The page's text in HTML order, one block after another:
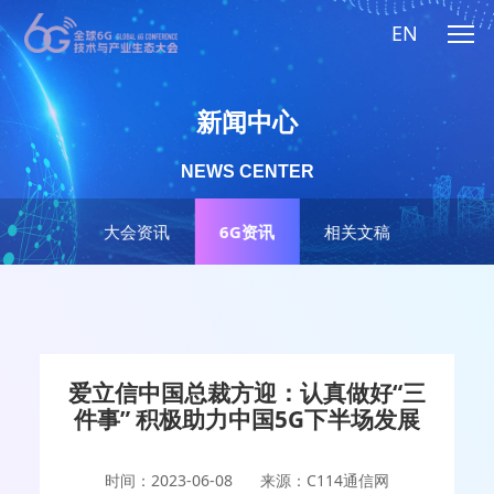
EN
大会资讯 6G资讯 相关文稿
新闻中心
NEWS CENTER
爱立信中国总裁方迎：认真做好“三
件事” 积极助力中国5G下半场发展
时间：2023-06-08 来源：C114通信网